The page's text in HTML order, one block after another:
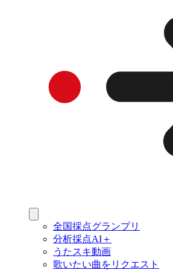
全国採点グランプリ
分析採点AI＋
うたスキ動画
歌いたい曲をリクエスト